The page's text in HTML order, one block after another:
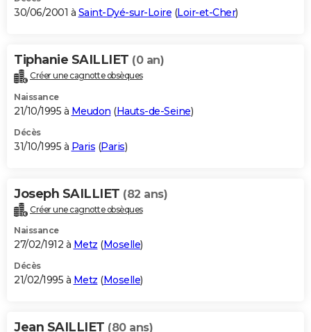
30/06/2001 à Saint-Dyé-sur-Loire (Loir-et-Cher)
Tiphanie SAILLIET (0 an)
Créer une cagnotte obsèques
Naissance
21/10/1995 à Meudon (Hauts-de-Seine)
Décès
31/10/1995 à Paris (Paris)
Joseph SAILLIET (82 ans)
Créer une cagnotte obsèques
Naissance
27/02/1912 à Metz (Moselle)
Décès
21/02/1995 à Metz (Moselle)
Jean SAILLIET (80 ans)